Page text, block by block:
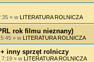
» w LITERATURA ROLNICZA
rok filmu nieznany)
» w LITERATURA ROLNICZA
+ inny sprzęt rolniczy
7:19 » w LITERATURA ROLNICZA